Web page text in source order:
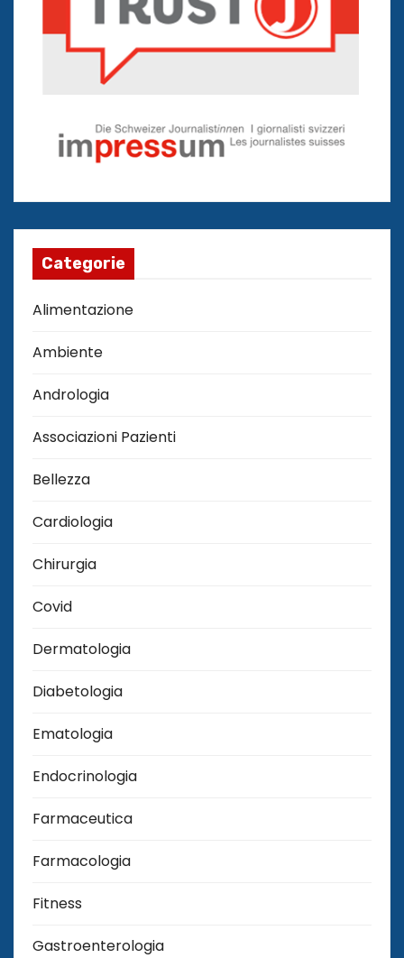
Categorie
Alimentazione
Ambiente
Andrologia
Associazioni Pazienti
Bellezza
Cardiologia
Chirurgia
Covid
Dermatologia
Diabetologia
Ematologia
Endocrinologia
Farmaceutica
Farmacologia
Fitness
Gastroenterologia